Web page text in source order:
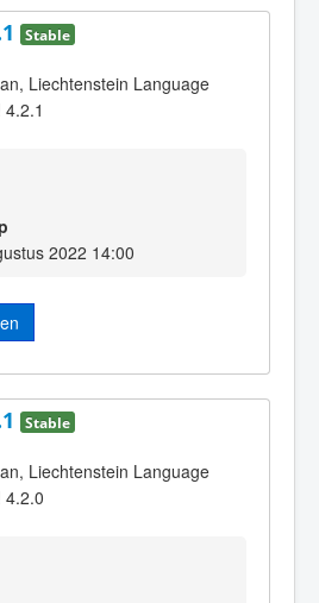
Stable
Liechtenstein Language
2022 14:00
Stable
Liechtenstein Language
4.2.0